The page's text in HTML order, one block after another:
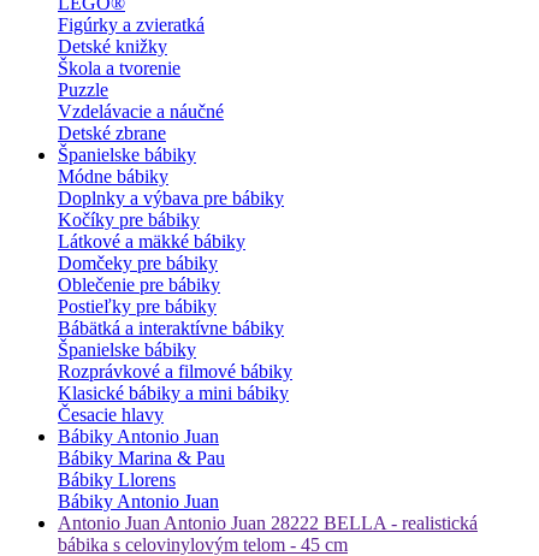
Figúrky a zvieratká
Detské knižky
Škola a tvorenie
Puzzle
Vzdelávacie a náučné
Detské zbrane
Španielske bábiky
Módne bábiky
Doplnky a výbava pre bábiky
Kočíky pre bábiky
Látkové a mäkké bábiky
Domčeky pre bábiky
Oblečenie pre bábiky
Postieľky pre bábiky
Bábätká a interaktívne bábiky
Španielske bábiky
Rozprávkové a filmové bábiky
Klasické bábiky a mini bábiky
Česacie hlavy
Bábiky Antonio Juan
Bábiky Marina & Pau
Bábiky Llorens
Bábiky Antonio Juan
Antonio Juan Antonio Juan 28222 BELLA - realistická
bábika s celovinylovým telom - 45 cm